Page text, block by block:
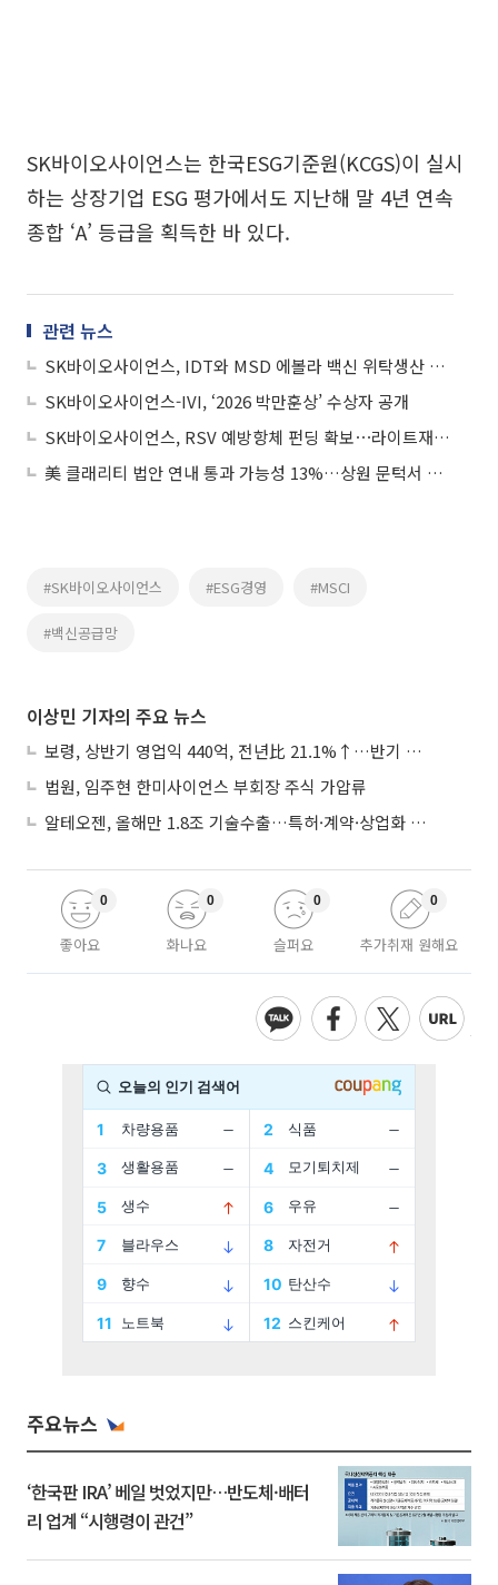
SK바이오사이언스는 한국ESG기준원(KCGS)이 실시
하는 상장기업 ESG 평가에서도 지난해 말 4년 연속
종합 ‘A’ 등급을 획득한 바 있다.
관련 뉴스
SK바이오사이언스, IDT와 MSD 에볼라 백신 위탁생산 계약
SK바이오사이언스-IVI, ‘2026 박만훈상’ 수상자 공개
SK바이오사이언스, RSV 예방항체 펀딩 확보⋯라이트재단과 글로벌 보건 협력
美 클래리티 법안 연내 통과 가능성 13%…상원 문턱서 제동
#SK바이오사이언스 #ESG경영 #MSCI
#백신공급망
이상민 기자의 주요 뉴스
보령, 상반기 영업익 440억, 전년比 21.1%↑…반기 역대 최대
법원, 임주현 한미사이언스 부회장 주식 가압류
알테오젠, 올해만 1.8조 기술수출…특허·계약·상업화 ‘삼박자’
좋아요
0
화나요
0
슬퍼요
0
추가취재 원해요
0
주요뉴스
‘한국판 IRA’ 베일 벗었지만…반도체·배터
리 업계 “시행령이 관건”